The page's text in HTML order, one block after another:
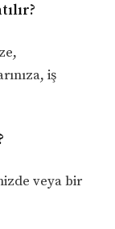
iş
veya bir